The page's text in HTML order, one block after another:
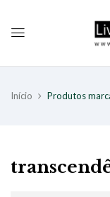
Início Produtos